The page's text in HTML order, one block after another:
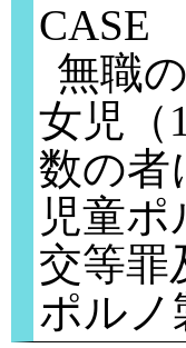
CASE
無職
女児（
数の者
児童
交等罪
ポルノ